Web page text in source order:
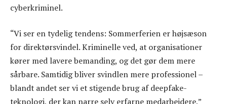
cyberkriminel.
“Vi ser en tydelig tendens: Sommerferien er højsæson
for direktørsvindel. Kriminelle ved, at organisationer
kører med lavere bemanding, og det gør dem mere
sårbare. Samtidig bliver svindlen mere professionel –
blandt andet ser vi et stigende brug af deepfake-
teknologi, der kan narre selv erfarne medarbejdere,”